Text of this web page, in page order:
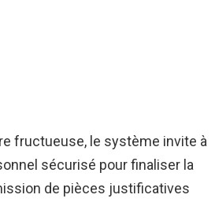
fructueuse, le système invite à
sécurisé pour finaliser la
de pièces justificatives